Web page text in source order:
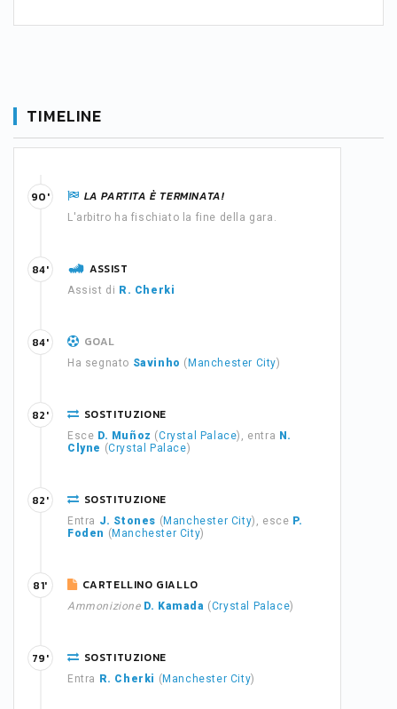
TIMELINE
LA PARTITA È TERMINATA!
L'arbitro ha fischiato la fine della gara.
90'
ASSIST
Assist di R. Cherki
84'
GOAL
Ha segnato Savinho ( Manchester City)
84'
SOSTITUZIONE
Esce D. Muñoz (Crystal Palace), entra N.
Clyne (Crystal Palace)
82'
SOSTITUZIONE
Entra J. Stones ( Manchester City), esce P.
Foden ( Manchester City)
82'
CARTELLINO GIALLO
Ammonizione D. Kamada (Crystal Palace)
81'
SOSTITUZIONE
Entra R. Cherki ( Manchester City)
79'